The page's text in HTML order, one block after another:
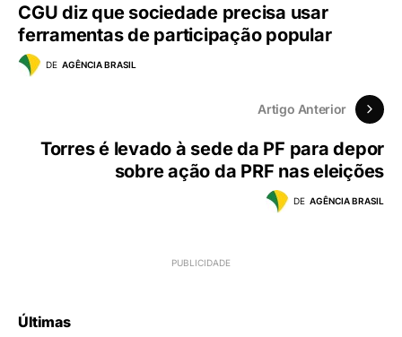
CGU diz que sociedade precisa usar
ferramentas de participação popular
DE AGÊNCIA BRASIL
Artigo Anterior
Torres é levado à sede da PF para depor
sobre ação da PRF nas eleições
DE AGÊNCIA BRASIL
Últimas